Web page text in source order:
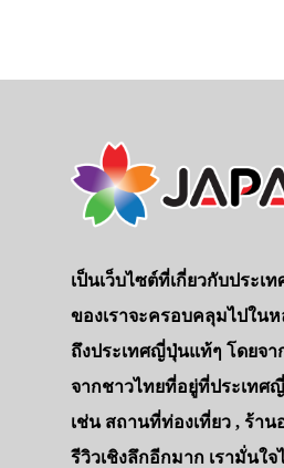
เป็นเว็บไซต์ที่เกี่ยวกับประ
ของเราจะครอบคลุมไปในห
ถึงประเทศญี่ปุ่นแท้ๆ โดยจ
จากชาวไทยที่อยู่ที่ประเทศ
เช่น สถานที่ท่องเที่ยว , ร้า
รีวิวเชิงลึกอีกมาก เรามั่นใ